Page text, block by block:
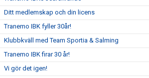
Ditt medlemskap och din licens
Tranemo IBK fyller 30år!
Klubbkväll med Team Sportia & Salming
Tranemo IBK firar 30 år!
Vi gör det igen!